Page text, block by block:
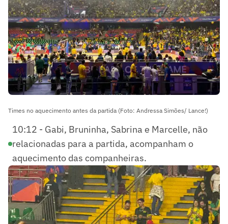
Times no aquecimento antes da partida (Foto: Andressa Simões/ Lance!)
10:12 - Gabi, Bruninha, Sabrina e Marcelle, não
relacionadas para a partida, acompanham o
aquecimento das companheiras.